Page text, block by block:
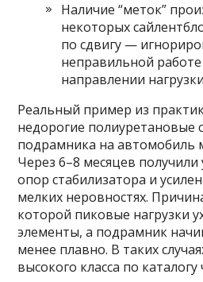
Наличие “меток”
некоторых
по сдвигу —
неправильной
направлении
Реальный пример из
недорогие полиуретановые
подрамника на автомобиль
Через 6–8 месяцев
опор стабилизатора и
мелких неровностях.
которой пиковые нагрузки
элементы, а подрамник
менее плавно. В таких
высокого класса по